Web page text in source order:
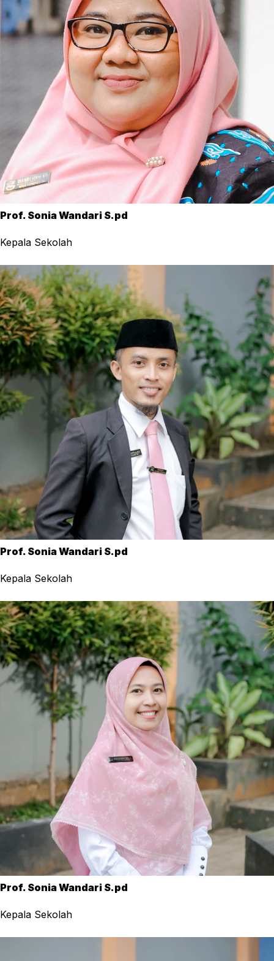
Prof. Sonia Wandari S.pd
Kepala Sekolah
Prof. Sonia Wandari S.pd
Kepala Sekolah
Prof. Sonia Wandari S.pd
Kepala Sekolah